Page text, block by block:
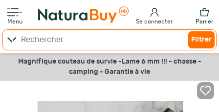
Menu Se connecter Panier
Filtrer
Magnifique couteau de survie -Lame 6 mm !!! - chasse -
camping - Garantie à vie